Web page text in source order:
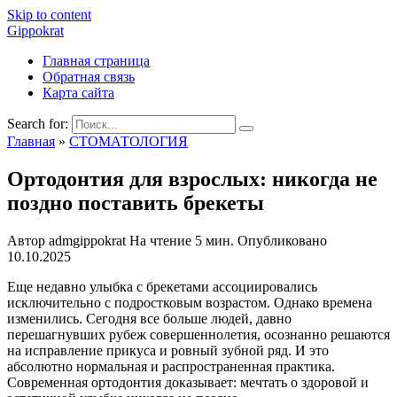
Skip to content
Gippokrat
Главная страница
Обратная связь
Карта сайта
Search for:
Главная » СТОМАТОЛОГИЯ
Ортодонтия для взрослых: никогда не
поздно поставить брекеты
Автор admgippokrat На чтение 5 мин. Опубликовано
10.10.2025
Еще недавно улыбка с брекетами ассоциировались
исключительно с подростковым возрастом. Однако времена
изменились. Сегодня все больше людей, давно
перешагнувших рубеж совершеннолетия, осознанно решаются
на исправление прикуса и ровный зубной ряд. И это
абсолютно нормальная и распространенная практика.
Современная ортодонтия доказывает: мечтать о здоровой и